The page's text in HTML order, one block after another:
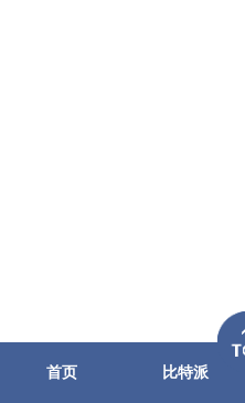
首页 比特派